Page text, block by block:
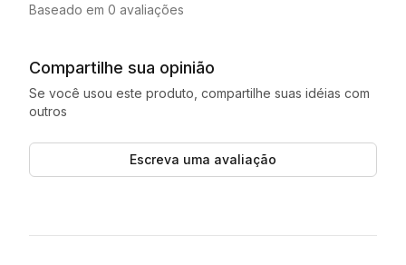
Baseado em 0 avaliações
Compartilhe sua opinião
Se você usou este produto, compartilhe suas idéias com
outros
Escreva uma avaliação